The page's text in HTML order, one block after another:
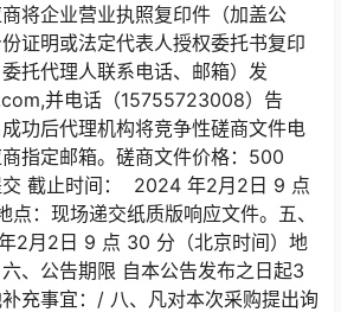
将企业营业执照复印件（加盖公
证明或法定代表人授权委托书复印
托代理人联系电话、邮箱）发
并电话（15755723008）告
功后代理机构将竞争性磋商文件电
指定邮箱。磋商文件价格：500
交 截止时间： 2024 年2月2日 9 点
：现场递交纸质版响应文件。五、
2月2日 9 点 30 分（北京时间）地
、公告期限 自本公告发布之日起3
充事宜：/ 八、凡对本次采购提出询